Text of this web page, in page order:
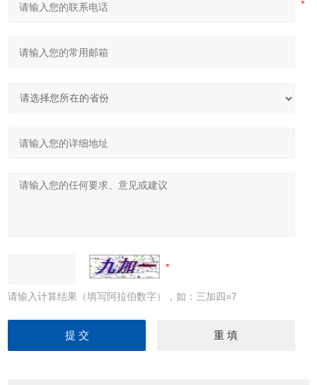
请输入计算结果（填写阿拉伯数字），如：三加四=7